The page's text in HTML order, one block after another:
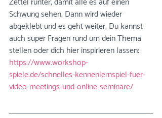
Schwung sehen. Dann wird wieder
abgeklebt und es geht weiter. Du kannst
auch super Fragen rund um dein Thema
stellen oder dich hier inspirieren lassen:
https://www.workshop-
spiele.de/schnelles-kennenlernspiel-fuer-
video-meetings-und-online-seminare/